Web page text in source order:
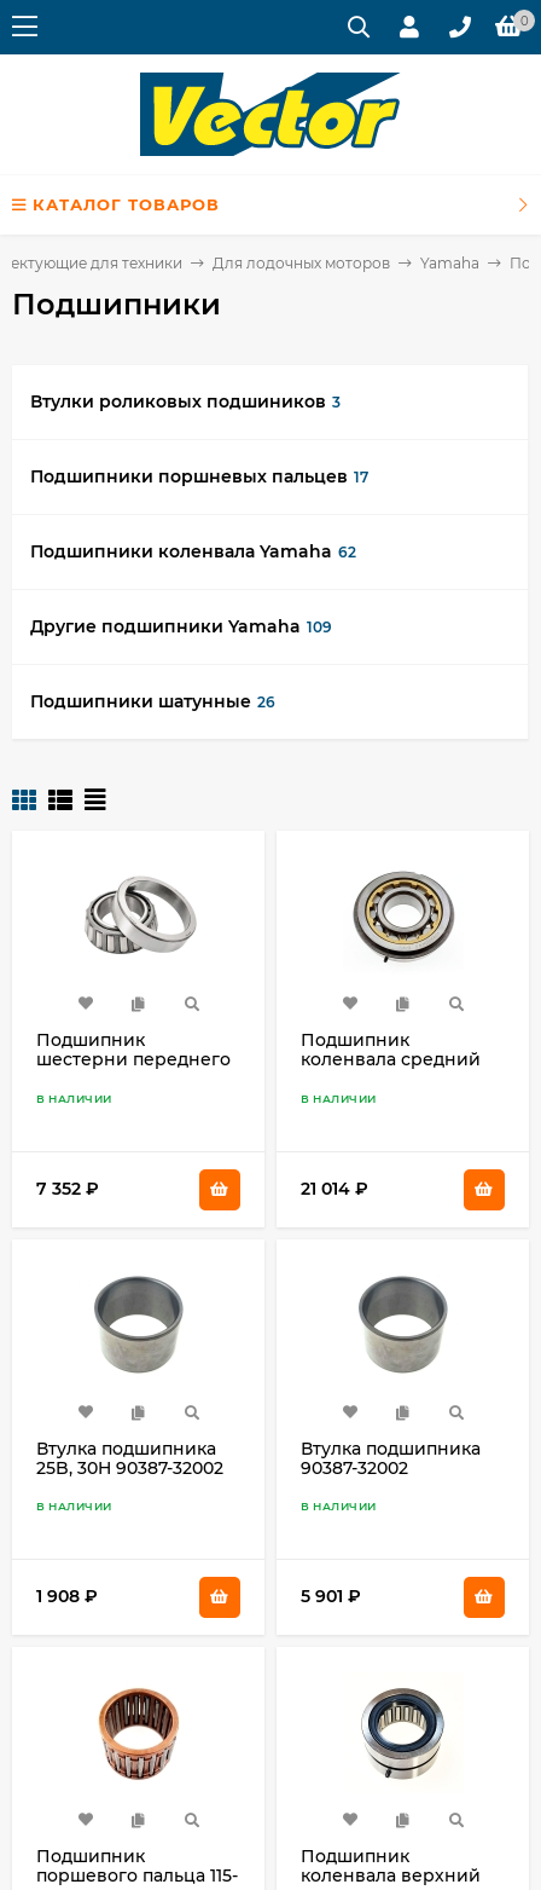
0
КАТАЛОГ ТОВАРОВ
для техники Для лодочных моторов Yamaha
Подшипники
Втулки роликовых подшиников 3
Подшипники поршневых пальцев 17
Подшипники коленвала Yamaha 62
Другие подшипники Yamaha 109
Подшипники шатунные 26
Подшипник
шестерни переднего
В НАЛИЧИИ
7 352 ₽
Подшипник
коленвала средний
(19) 93332-000UE
В НАЛИЧИИ
21 014 ₽
Втулка подшипника
25B, 30H 90387-32002
В НАЛИЧИИ
1 908 ₽
Втулка подшипника
90387-32002
В НАЛИЧИИ
5 901 ₽
Подшипник
поршевого пальца 115-
Подшипник
коленвала верхний